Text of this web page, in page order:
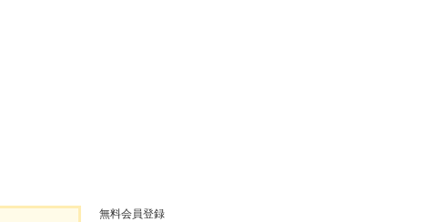
無料会員登録